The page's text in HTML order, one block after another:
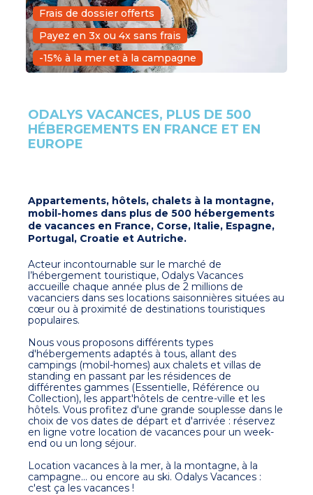
Frais de dossier offerts
Payez en 3x ou 4x sans frais
-15% à la mer et à la campagne
ODALYS VACANCES, PLUS DE 500
HÉBERGEMENTS EN FRANCE ET EN
EUROPE
Appartements, hôtels, chalets à la montagne,
mobil-homes dans plus de 500 hébergements
de vacances en France, Corse, Italie, Espagne,
Portugal, Croatie et Autriche.
Acteur incontournable sur le marché de
l’hébergement touristique, Odalys Vacances
accueille chaque année plus de 2 millions de
vacanciers dans ses locations saisonnières situées au
cœur ou à proximité de destinations touristiques
populaires.
Nous vous proposons différents types
d'hébergements adaptés à tous, allant des
campings (mobil-homes) aux chalets et villas de
standing en passant par les résidences de
différentes gammes (Essentielle, Référence ou
Collection), les appart'hôtels de centre-ville et les
hôtels. Vous profitez d'une grande souplesse dans le
choix de vos dates de départ et d'arrivée : réservez
en ligne votre location de vacances pour un week-
end ou un long séjour.
Location vacances à la mer, à la montagne, à la
campagne... ou encore au ski. Odalys Vacances :
c'est ça les vacances !